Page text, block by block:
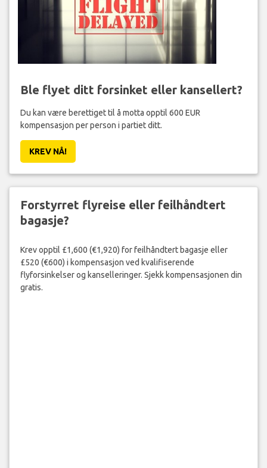
Ble flyet ditt forsinket eller kansellert?
Du kan være berettiget til å motta opptil 600 EUR
kompensasjon per person i partiet ditt.
KREV NÅ!
Forstyrret flyreise eller feilhåndtert
bagasje?
Krev opptil £1,600 (€1,920) for feilhåndtert bagasje eller
£520 (€600) i kompensasjon ved kvalifiserende
flyforsinkelser og kanselleringer. Sjekk kompensasjonen din
gratis.